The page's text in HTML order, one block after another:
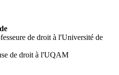
de droit à l'Université de
de droit à l'UQAM